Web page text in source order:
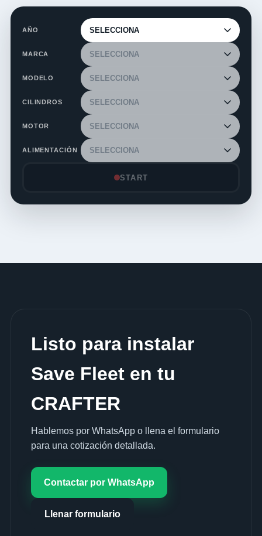
AÑO
MARCA
MODELO
CILINDROS
MOTOR
ALIMENTACIÓN
START
Listo para instalar
Save Fleet en tu
CRAFTER
Hablemos por WhatsApp o llena el formulario
para una cotización detallada.
Contactar por WhatsApp
Llenar formulario